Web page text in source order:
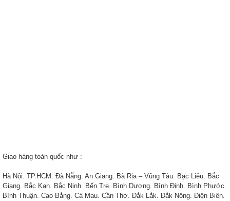
Giao hàng toàn quốc như :
Hà Nội. TP.HCM. Đà Nẵng. An Giang. Bà Rịa – Vũng Tàu. Bạc Liêu. Bắc
Giang. Bắc Kạn. Bắc Ninh. Bến Tre. Bình Dương. Bình Định. Bình Phước.
Bình Thuận. Cao Bằng. Cà Mau. Cần Thơ. Đắk Lắk. Đắk Nông. Điện Biên.